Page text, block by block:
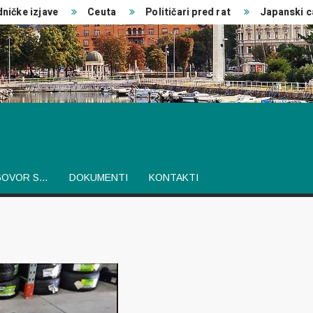
izjave Ceuta Političari pred rat Japanski car
S… DOKUMENTI KONTAKTI